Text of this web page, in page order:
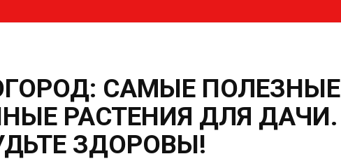
САМЫЕ ПОЛЕЗНЫЕ
РАСТЕНИЯ ДЛЯ ДАЧИ.
ЗДОРОВЫ!